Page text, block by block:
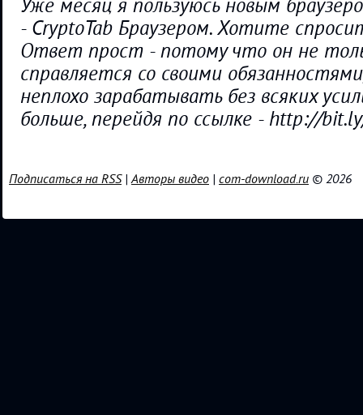
Уже месяц я пользуюсь новым
- CryptoTab Браузером. Хотите
Ответ прост - потому что он не
справляется со своими
неплохо зарабатывать без всяких
больше, перейдя по ссылке - http://
Подписаться на RSS|Авторы видео | com-download.ru © 2026